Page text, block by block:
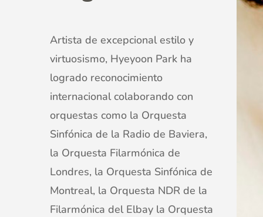
Artista de excepcional estilo y
virtuosismo, Hyeyoon Park ha
logrado reconocimiento
internacional colaborando con
orquestas como la Orquesta
Sinfónica de la Radio de Baviera,
la Orquesta Filarmónica de
Londres, la Orquesta Sinfónica de
Montreal, la Orquesta NDR de la
Filarmónica del Elbay la Orquesta